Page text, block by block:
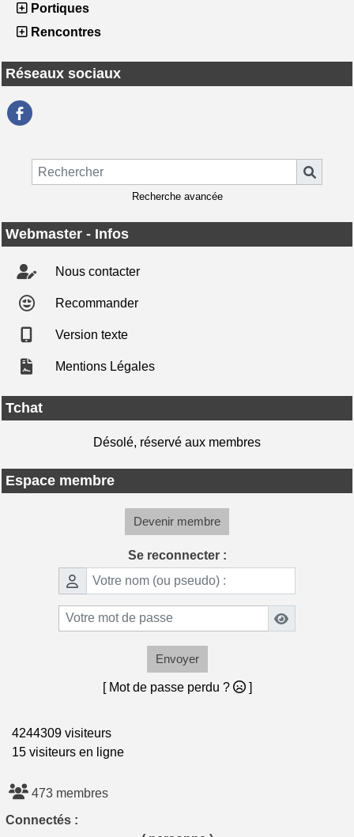
Portiques
Rencontres
Réseaux sociaux
Recherche avancée
Webmaster - Infos
Nous contacter
Recommander
Version texte
Mentions Légales
Tchat
Désolé, réservé aux membres
Espace membre
Devenir membre
Se reconnecter :
Envoyer
[ Mot de passe perdu ? ]
4244309 visiteurs
15 visiteurs en ligne
473 membres
Connectés :